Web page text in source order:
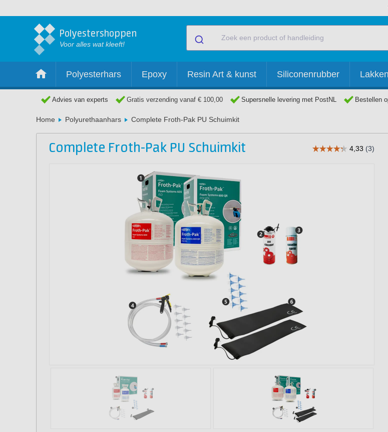
Polyestershoppen
Voor alles wat kleeft!
Polyesterhars Epoxy Resin Art & kunst Siliconenrubber
Advies van experts Gratis verzending vanaf € 100,00 Supersnelle levering met PostNL Bestellen
Home Polyurethaanhars Complete Froth-Pak PU Schuimkit
Complete Froth-Pak PU Schuimkit